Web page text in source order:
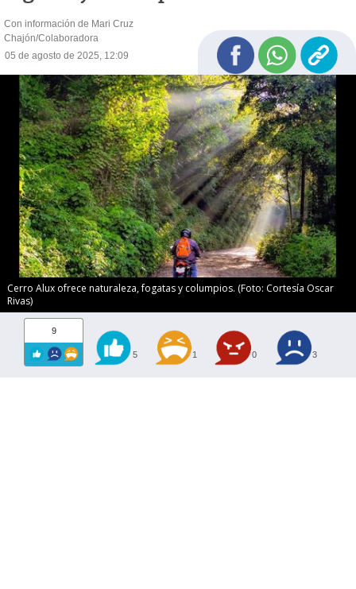
Con información de Mari Cruz
Chajón/Colaboradora
05 de agosto de 2025, 12:09
Cerro Alux ofrece naturaleza, fogatas y columpios. (Foto: Cortesía Oscar
Rivas)
9
5 1 0 3